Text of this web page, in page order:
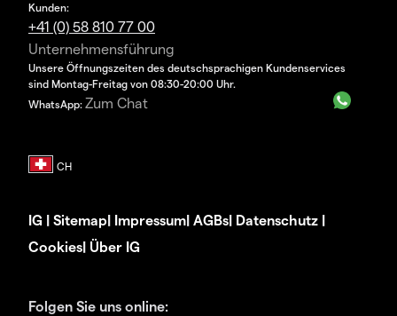
Kunden:
+41 (0) 58 810 77 00
Unternehmensführung
Unsere Öffnungszeiten des deutschsprachigen Kundenservices
sind Montag-Freitag von 08:30-20:00 Uhr.
WhatsApp: Zum Chat
IG | Sitemap| Impressum| AGBs| Datenschutz |
Cookies| Über IG
Folgen Sie uns online: